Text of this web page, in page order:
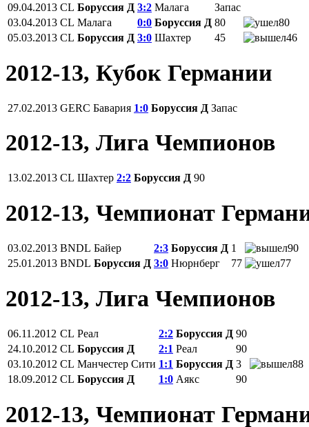
09.04.2013 CL Боруссия Д 3:2 Малага
Запас
03.04.2013 CL Малага 0:0 Боруссия Д 80
80
05.03.2013 CL Боруссия Д 3:0 Шахтер 45 46
2012-13, Кубок Германии
27.02.2013 GERC Бавария 1:0 Боруссия Д Запас
2012-13, Лига Чемпионов
13.02.2013 CL Шахтер 2:2 Боруссия Д 90
2012-13, Чемпионат
03.02.2013 BNDL Байер 2:3 Боруссия Д 1
90
25.01.2013 BNDL Боруссия Д 3:0 Нюрнберг 77 77
2012-13, Лига Чемпионов
06.11.2012 CL Реал 2:2 Боруссия Д 90
24.10.2012 CL Боруссия Д 2:1 Реал
90
03.10.2012 CL Манчестер Сити 1:1 Боруссия Д 3
88
18.09.2012 CL Боруссия Д 1:0 Аякс 90
2012-13, Чемпионат